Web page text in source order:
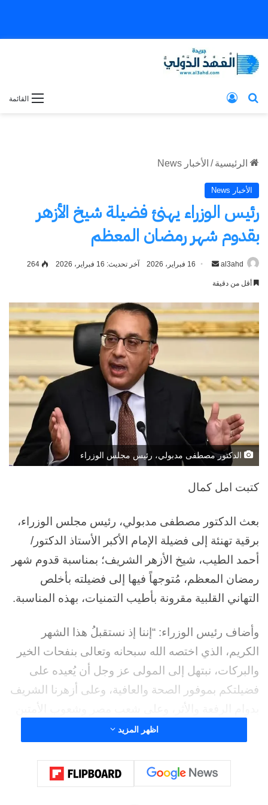
القائمة بحث عن
الرئيسية / الأخبار News
الأخبار News
رئيس الوزراء يهنئ فضيلة شيخ الأزهر
بقدوم شهر رمضان المعظم
al3ahd
أرسل 16 فبراير، 2026 آخر تحديث: 16 فبراير، 2026 264
أقل من دقيقة
الدكتور مصطفى مدبولي، رئيس مجلس الوزراء
كتبت امل كمال
بعث الدكتور مصطفى مدبولي، رئيس مجلس الوزراء،
برقية تهنئة إلى فضيلة الإمام الأكبر الأستاذ الدكتور/
أحمد الطيب، شيخ الأزهر الشريف؛ بمناسبة قدوم شهر
رمضان المعظم، مُتوجهاً فيها إلى فضيلته بأخلص
التهاني القلبية مقرونة بأطيب التمنيات، بهذه المناسبة.
وأضاف رئيس الوزراء: “إننا إذ نستقبلُ هذا الشهر
الكريم، الذي اختصه الله سبحانه وتعالى بنفحات الخير
والبركات، نبتهل إلى المولى عز وجل أن يُعيده على
فضيلتكم بموفور الصحة والعافية، وعلى أزهرنا الشريف
العربية والإسلامية قاطبة بوافر الأمن والرحمة والسلام”.
فيس بوك
X
اظهر المزيد